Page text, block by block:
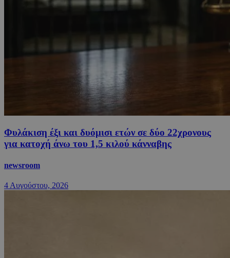
Φυλάκιση έξι και δυόμισι ετών σε δύο 22χρονους
για κατοχή άνω του 1,5 κιλού κάνναβης
newsroom
4 Αυγούστου, 2026